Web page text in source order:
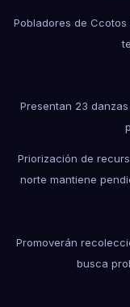
Pobladores de
Presentan 23
Priorización de
norte mantiene
Promoverán
busca